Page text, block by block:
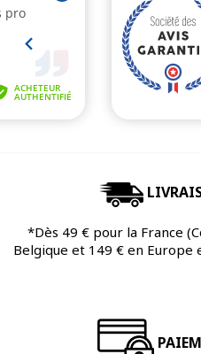
*Dès 49 € pour la France
Belgique et 149 € en Europe